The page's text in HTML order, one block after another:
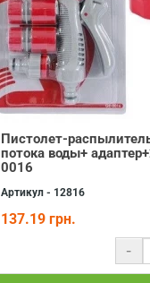
Пистолет-
потока воды+
0016
Артикул - 12816
137.19 грн.
-